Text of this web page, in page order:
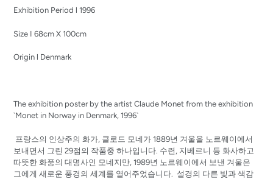
Exhibition Period l 1996
Size I 68cm X 100cm
Origin l Denmark
The exhibition poster by the artist Claude Monet from the exhibition
`Monet in Norway in Denmark, 1996`
프랑스의 인상주의 화가, 클로드 모네가 1889년 겨울을 노르웨이에서
보내면서 그린 29점의 작품중 하나입니다. 수련, 지베르니 등 화사하고
따뜻한 화풍의 대명사인 모네지만, 1989년 노르웨이에서 보낸 겨울은
그에게 새로운 풍경의 세계를 열어주었습니다. 설경의 다른 빛과 색감